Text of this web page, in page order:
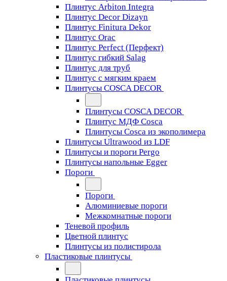
Плинтус Arbiton Integra
Плинтус Decor Dizayn
Плинтус Finitura Dekor
Плинтус Orac
Плинтус Perfect (Перфект)
Плинтус гибкий Salag
Плинтус для труб
Плинтус с мягким краем
Плинтусы COSCA DECOR
Плинтусы COSCA DECOR
Плинтус МДФ Cosca
Плинтусы Cosca из экополимера
Плинтусы Ultrawood из LDF
Плинтусы и пороги Pergo
Плинтусы напольные Egger
Пороги
Пороги
Алюминиевые пороги
Межкомнатные пороги
Теневой профиль
Цветной плинтус
Плинтусы из полистирола
Пластиковые плинтусы